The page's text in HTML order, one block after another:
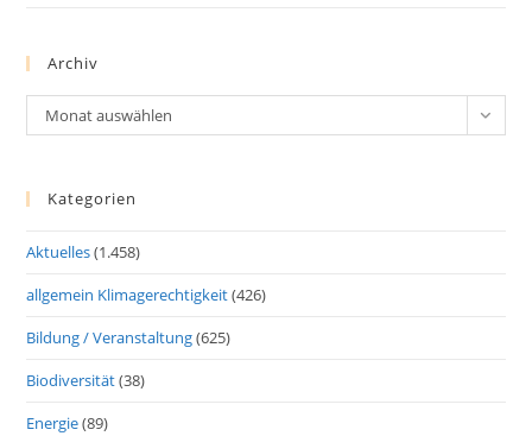
Archiv
Archiv
Monat auswählen
Kategorien
Aktuelles(1.458)
allgemein Klimagerechtigkeit(426)
Bildung / Veranstaltung(625)
Biodiversität(38)
Energie(89)